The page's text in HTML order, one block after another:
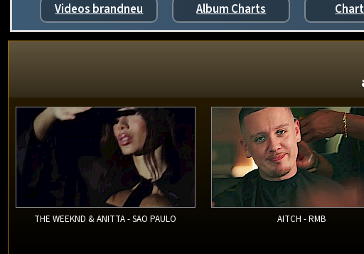
Videos brandneu Album Charts
THE WEEKND & ANITTA - SAO PAULO AITCH - RMB